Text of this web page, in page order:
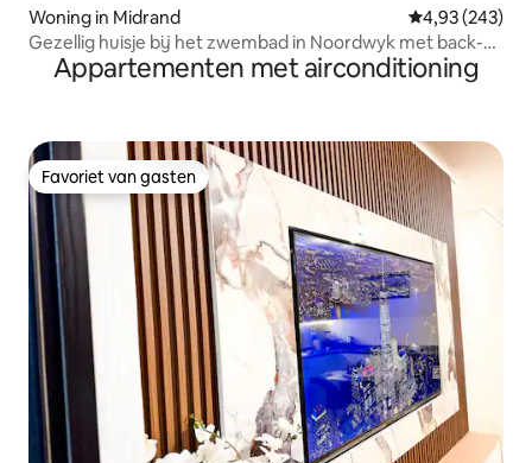
Woning in Midrand Gemiddelde
4,93 (243)
Gezellig huisje bij het zwembad in Noordwyk met back-
upstroomvoorziening
Appartementen met airconditioning
Favoriet van gasten
Favoriet van gasten